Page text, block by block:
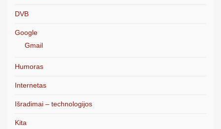
DVB
Google
Gmail
Humoras
Internetas
Išradimai – technologijos
Kita